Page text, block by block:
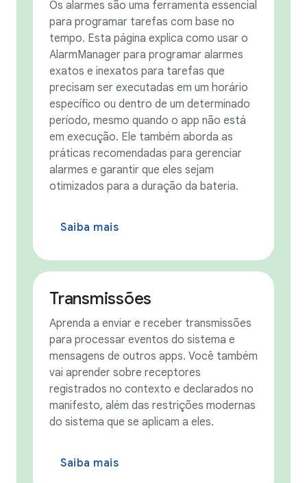
Os alarmes são uma ferramenta essencial
para programar tarefas com base no
tempo. Esta página explica como usar o
AlarmManager para programar alarmes
exatos e inexatos para tarefas que
precisam ser executadas em um horário
específico ou dentro de um determinado
período, mesmo quando o app não está
em execução. Ele também aborda as
práticas recomendadas para gerenciar
alarmes e garantir que eles sejam
otimizados para a duração da bateria.
Saiba mais
Transmissões
Aprenda a enviar e receber transmissões
para processar eventos do sistema e
mensagens de outros apps. Você também
vai aprender sobre receptores
registrados no contexto e declarados no
manifesto, além das restrições modernas
do sistema que se aplicam a eles.
Saiba mais